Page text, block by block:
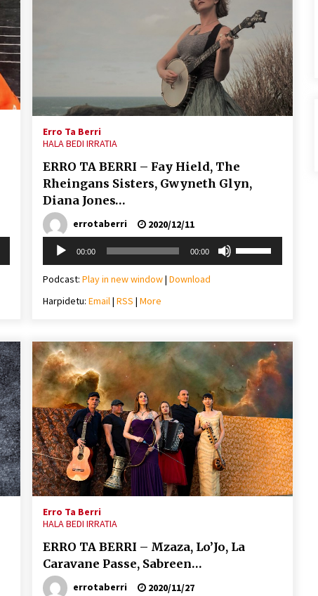
Erro Ta Berri
HALA BEDI IRRATIA
ERRO TA BERRI – Fay Hield, The
Rheingans Sisters, Gwyneth Glyn,
Diana Jones…
errotaberri
2020/12/11
Soinu
erreproduzigailua
00:00 00:00
jaisteko.
Podcast: Play in new window| Download
Harpidetu: Email| RSS | More
Erro Ta Berri
HALA BEDI IRRATIA
ERRO TA BERRI – Mzaza, Lo’Jo, La
Caravane Passe, Sabreen…
errotaberri
2020/11/27